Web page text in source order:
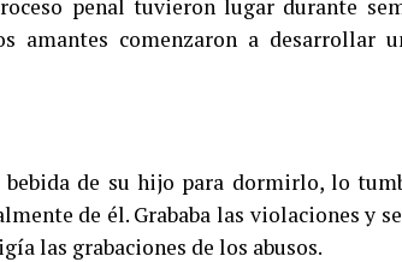
penal tuvieron lugar durante
amantes comenzaron a desarrollar
de su hijo para dormirlo, lo
de él. Grababa las violaciones y
las grabaciones de los abusos.